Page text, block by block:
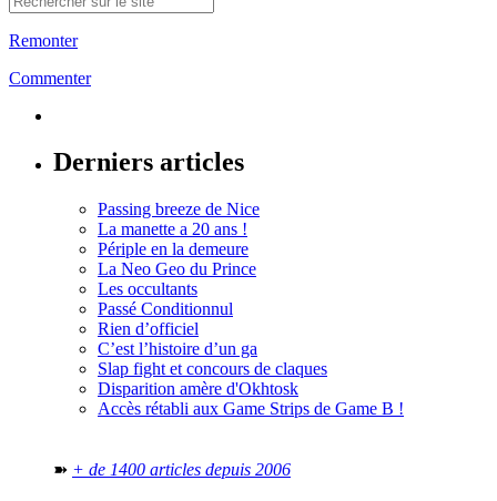
Remonter
Commenter
Derniers articles
Passing breeze de Nice
La manette a 20 ans !
Périple en la demeure
La Neo Geo du Prince
Les occultants
Passé Conditionnul
Rien d’officiel
C’est l’histoire d’un ga
Slap fight et concours de claques
Disparition amère d'Okhtosk
Accès rétabli aux Game Strips de Game B !
➽ + de 1400 articles depuis 2006